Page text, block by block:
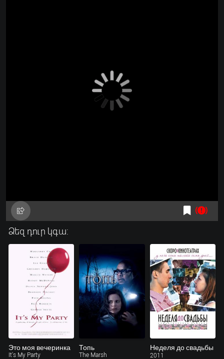
Ձեզ դուր կգա:
Это моя вечеринка
It's My Party
Топь
The Marsh
Неделя до свадьбы
2011